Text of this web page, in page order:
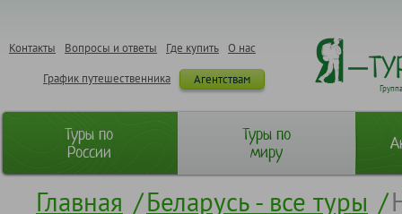
О нас
Где купить
Вопросы и ответы
Контакты
Агентствам
График путешественника
Туры по
России
Туры по
миру
Главная /Беларусь - все туры /